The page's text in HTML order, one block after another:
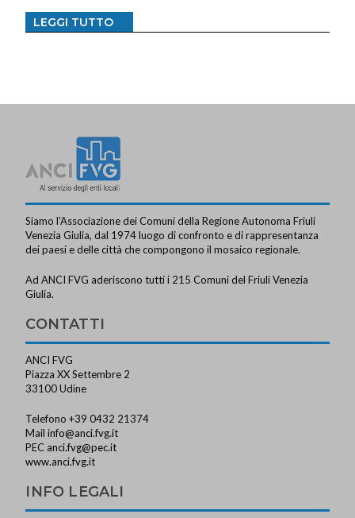
LEGGI TUTTO
Siamo l’Associazione dei Comuni della Regione Autonoma Friuli
Venezia Giulia, dal 1974 luogo di confronto e di rappresentanza
dei paesi e delle città che compongono il mosaico regionale.
Ad ANCI FVG aderiscono tutti i 215 Comuni del Friuli Venezia
Giulia.
CONTATTI
ANCI FVG
Piazza XX Settembre 2
33100 Udine
Telefono +39 0432 21374
Mailinfo@anci.fvg.it
PEC anci.fvg@pec.it
www.anci.fvg.it
INFO LEGALI